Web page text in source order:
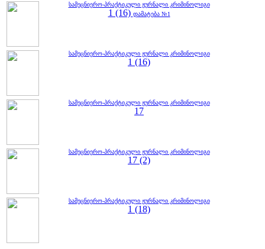
სამეცნიერო-პრაქტიკული ჟურნალი კრიმინოლიგი
1 (16) დამატება №1
სამეცნიერო-პრაქტიკული ჟურნალი კრიმინოლიგი
1 (16)
სამეცნიერო-პრაქტიკული ჟურნალი კრიმინოლიგი
17
სამეცნიერო-პრაქტიკული ჟურნალი კრიმინოლიგი
17 (2)
სამეცნიერო-პრაქტიკული ჟურნალი კრიმინოლიგი
1 (18)